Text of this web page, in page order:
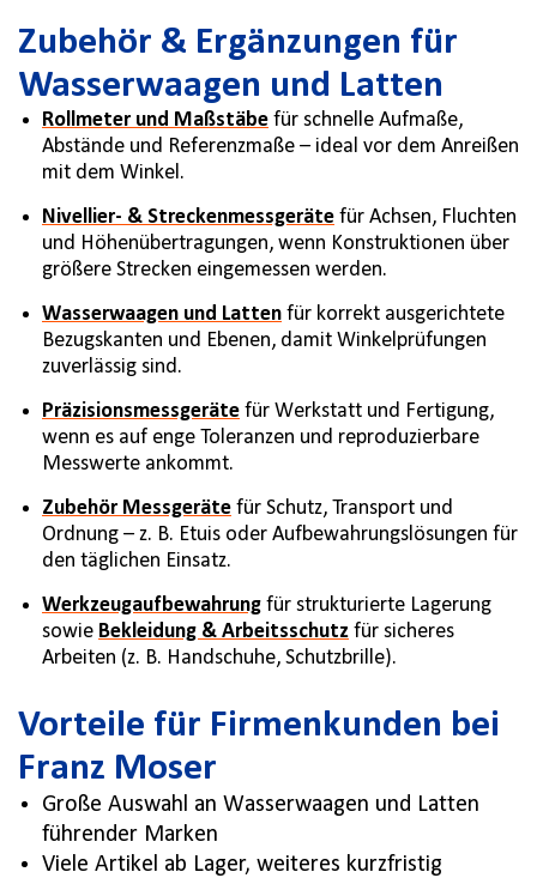
Zubehör & Ergänzungen für
Wasserwaagen und Latten
Rollmeter und Maßstäbe für schnelle Aufmaße,
Abstände und Referenzmaße – ideal vor dem Anreißen
mit dem Winkel.
Nivellier- & Streckenmessgeräte für Achsen, Fluchten
und Höhenübertragungen, wenn Konstruktionen über
größere Strecken eingemessen werden.
Wasserwaagen und Latten für korrekt ausgerichtete
Bezugskanten und Ebenen, damit Winkelprüfungen
zuverlässig sind.
Präzisionsmessgeräte für Werkstatt und Fertigung,
wenn es auf enge Toleranzen und reproduzierbare
Messwerte ankommt.
Zubehör Messgeräte für Schutz, Transport und
Ordnung – z. B. Etuis oder Aufbewahrungslösungen für
den täglichen Einsatz.
Werkzeugaufbewahrung für strukturierte Lagerung
sowie Bekleidung & Arbeitsschutz für sicheres
Arbeiten (z. B. Handschuhe, Schutzbrille).
Vorteile für Firmenkunden bei
Franz Moser
Große Auswahl an Wasserwaagen und Latten
führender Marken
Viele Artikel ab Lager, weiteres kurzfristig